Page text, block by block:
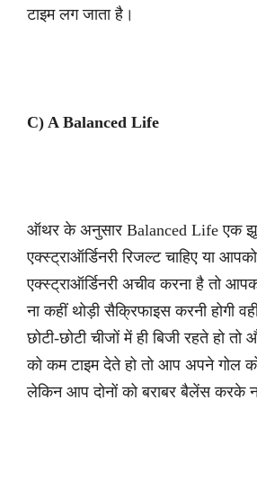
टाइम लग जाता है।
C) A Balanced Life
ऑथर के अनुसार Balanced Life एक
एक्स्ट्राऑर्डिनरी रिजल्ट चाहिए या
एक्स्ट्राऑर्डिनरी अचीव करना है तो
ना कहीं थोड़ी सैक्रिफाइस करनी होगी
छोटी-छोटी चीजों में ही बिजी रहते हो
को कम टाइम देते हो तो आप अपने गोल
लेकिन आप दोनों को बराबर बैलेंस करके